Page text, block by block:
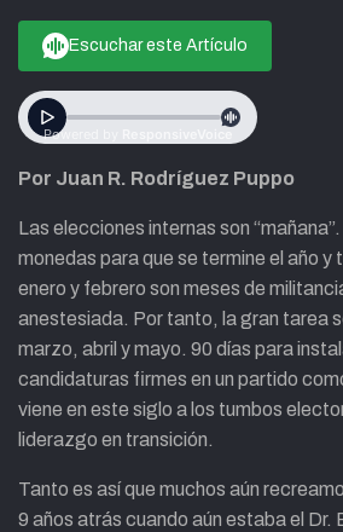
Escuchar este Artículo
Por Juan R. Rodríguez Puppo
Las elecciones internas son
monedas para que se termine el año y
enero y febrero son meses de
anestesiada. Por tanto, la gran tarea
marzo, abril y mayo. 90 días para
candidaturas firmes en un partido
viene en este siglo a los tumbos
liderazgo en transición.
Tanto es así que muchos aún
9 años atrás cuando aún estaba el Dr.